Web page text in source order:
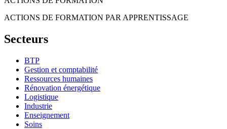
ACTIONS DE FORMATION PAR APPRENTISSAGE
Secteurs
BTP
Gestion et comptabilité
Ressources humaines
Rénovation énergétique
Logistique
Industrie
Enseignement
Soins